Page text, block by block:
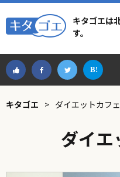
キタゴエは
す。
キタゴエ > ダイエットカフェ
ダイエ